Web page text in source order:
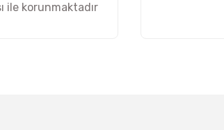
ile korunmaktadır